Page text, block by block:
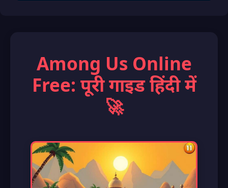
Among Us Online
Free: पूरी गाइड हिंदी में
🚀